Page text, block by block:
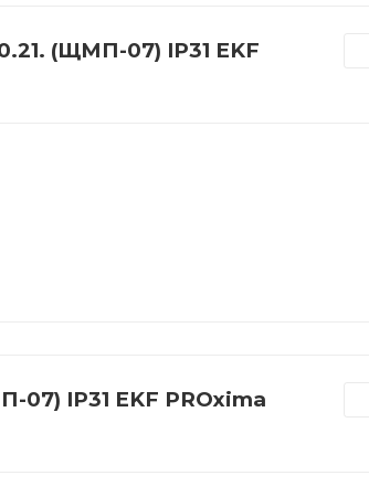
(ЩМП-07) IP31 EKF
IP31 EKF PROxima